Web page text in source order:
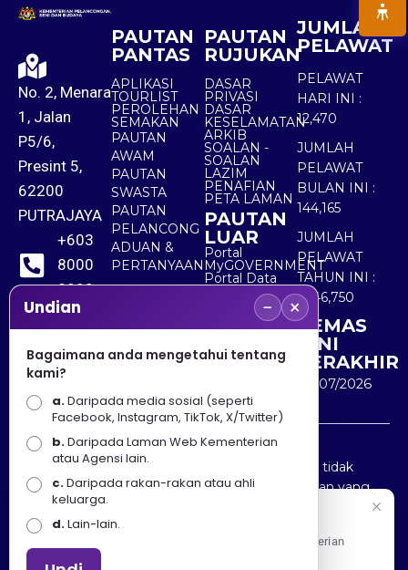
No. 2, Menara
1, Jalan
P5/6,
Presint 5,
62200
PUTRAJAYA
+603
8000
8000
+603
8891
7100
PAUTAN
PANTAS
APLIKASI
TOURLIST
PEROLEHAN
SEMAKAN
PAUTAN
AWAM
PAUTAN
SWASTA
PAUTAN
PELANCONG
ADUAN &
PERTANYAAN
PAUTAN
RUJUKAN
DASAR
PRIVASI
DASAR
KESELAMATAN
ARKIB
SOALAN -
SOALAN
LAZIM
PENAFIAN
PETA LAMAN
PAUTAN
LUAR
Portal
MyGOVERNMENT
Portal Data
Terbuka
Sektor Awam
JUMLAH
PELAWAT
PELAWAT
HARI INI :
12,470
JUMLAH
PELAWAT
BULAN INI :
144,165
JUMLAH
PELAWAT
TAHUN INI :
5,546,750
KEMAS
KINI
TERAKHIR
30/07/2026
Penafian : Kerajaan Malaysia dan Kementerian
Pelancongan Seni dan Budaya (MOTAC) adalah tidak
bertanggungjawab atas kehilangan atau kerugian yang
disebabkan oleh penggunaan mana-mana maklumat
yang diperolehi dari portal ini.
Undian − ×
Bagaimana anda mengetahui tentang
kami?
a.Daripada media sosial (seperti
Facebook, Instagram, TikTok, X/Twitter)
b.Daripada Laman Web Kementerian
atau Agensi lain.
c.Daripada rakan-rakan atau ahli
keluarga.
d.Lain-lain.
Apa Khabar! Selamat datang ke Portal Rasmi Kementerian
Pelancongan, Seni dan Budaya